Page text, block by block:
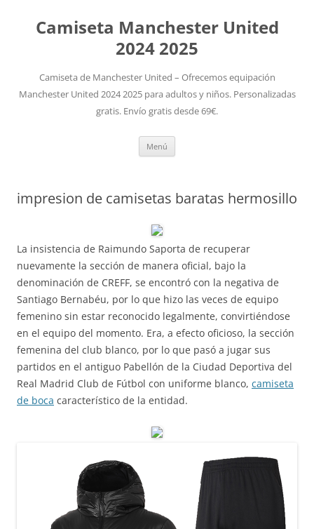
Camiseta Manchester United
2024 2025
Camiseta de Manchester United – Ofrecemos equipación
Manchester United 2024 2025 para adultos y niños. Personalizadas
gratis. Envío gratis desde 69€.
Menú
impresion de camisetas baratas hermosillo
La insistencia de Raimundo Saporta de recuperar
nuevamente la sección de manera oficial, bajo la
denominación de CREFF, se encontró con la negativa de
Santiago Bernabéu, por lo que hizo las veces de equipo
femenino sin estar reconocido legalmente, convirtiéndose
en el equipo del momento. Era, a efecto oficioso, la sección
femenina del club blanco, por lo que pasó a jugar sus
partidos en el antiguo Pabellón de la Ciudad Deportiva del
Real Madrid Club de Fútbol con uniforme blanco, camiseta
de boca característico de la entidad.